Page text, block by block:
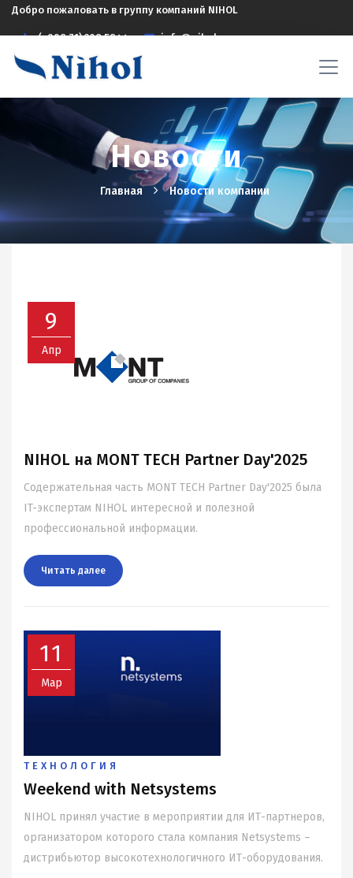
Добро пожаловать в группу компаний NIHOL
(+998 71) 208 5844 info@nihol.uz
Новости
Главная Новости компании
9
Апр
NIHOL на MONT TECH Partner Day'2025
Содержательная часть MONT TECH Partner Day'2025 была
IT-экспертам NIHOL интересной и полезной
профессиональной информации.
Читать далee
11
Мар
ТЕХНОЛОГИЯ
Weekend with Netsystems
NIHOL принял участие в мероприятии для ИТ-партнеров,
организатором которого стала компания Netsystems –
дистрибьютор высокотехнологичного ИТ-оборудования.